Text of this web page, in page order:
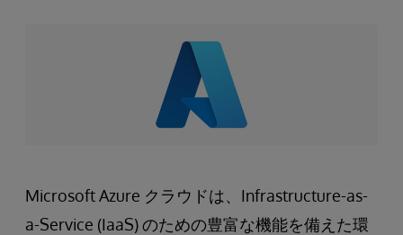
Microsoft Azure クラウドは、Infrastructure-as-
a-Service (IaaS) のための豊富な機能を備えた環